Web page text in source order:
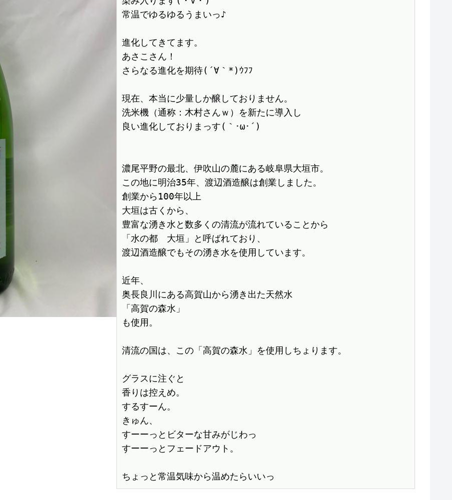
常温でゆるゆるうまいっ♪
進化してきてます。
あさこさん！
さらなる進化を期待(´∀｀*)ｳﾌﾌ
現在、本当に少量しか醸しておりません。
洗米機（通称：木村さんｗ）を新たに導入し
良い進化しておりまっす(｀･ω･´)ゞ
濃尾平野の最北、伊吹山の麓にある岐阜県大垣市。
この地に明治35年、渡辺酒造醸は創業しました。
創業から100年以上
大垣は古くから、
豊富な湧き水と数多くの清流が流れていることから
「水の都　大垣」と呼ばれており、
渡辺酒造醸でもその湧き水を使用しています。
近年、
奥長良川にある高賀山から湧き出た天然水
「高賀の森水」
も使用。
清流の国は、この「高賀の森水」を使用しちょります。
グラスに注ぐと
香りは控えめ。
するすーん。
きゅん、
すーーっとビターな甘みがじわっ
すーーっとフェードアウト。
ちょっと常温気味から温めたらいいっ